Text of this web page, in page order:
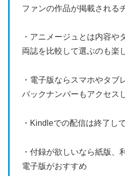
ファンの作品が掲載される
・アニメージュとは内容や
両誌を比較して選ぶのも楽
・電子版ならスマホやタブ
バックナンバーもアクセス
・Kindleでの配信は終了し
・付録が欲しいなら紙版、
電子版がおすすめ